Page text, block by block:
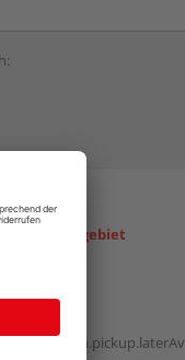
im Liefergebiet